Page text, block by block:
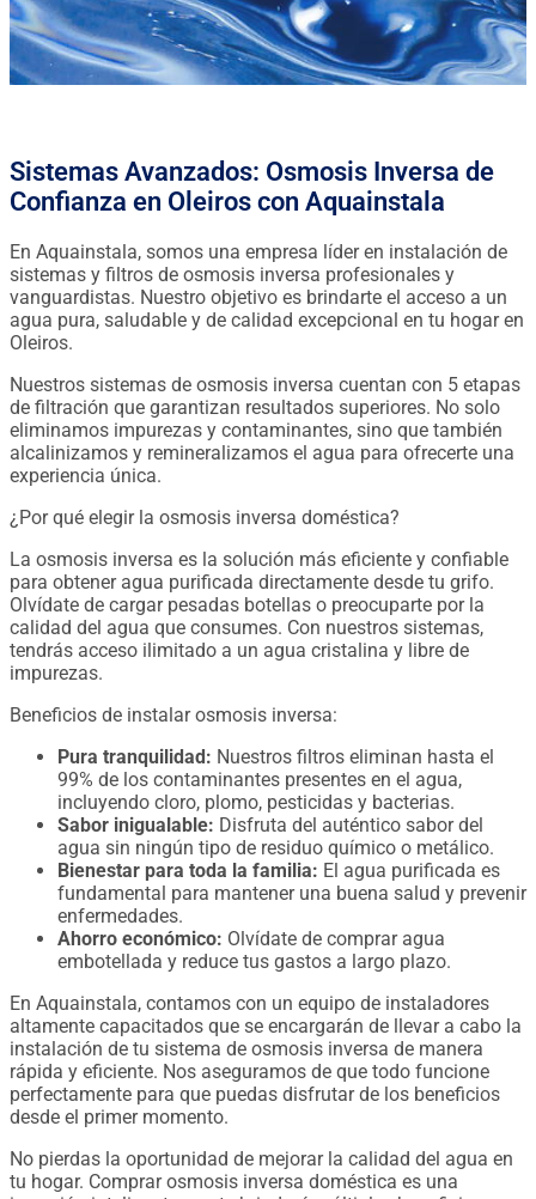
Sistemas Avanzados: Osmosis Inversa de
Confianza en Oleiros con Aquainstala
En Aquainstala, somos una empresa líder en instalación de
sistemas y filtros de osmosis inversa profesionales y
vanguardistas. Nuestro objetivo es brindarte el acceso a un
agua pura, saludable y de calidad excepcional en tu hogar en
Oleiros.
Nuestros sistemas de osmosis inversa cuentan con 5 etapas
de filtración que garantizan resultados superiores. No solo
eliminamos impurezas y contaminantes, sino que también
alcalinizamos y remineralizamos el agua para ofrecerte una
experiencia única.
¿Por qué elegir la osmosis inversa doméstica?
La osmosis inversa es la solución más eficiente y confiable
para obtener agua purificada directamente desde tu grifo.
Olvídate de cargar pesadas botellas o preocuparte por la
calidad del agua que consumes. Con nuestros sistemas,
tendrás acceso ilimitado a un agua cristalina y libre de
impurezas.
Beneficios de instalar osmosis inversa:
Pura tranquilidad: Nuestros filtros eliminan hasta el
99% de los contaminantes presentes en el agua,
incluyendo cloro, plomo, pesticidas y bacterias.
Sabor inigualable: Disfruta del auténtico sabor del
agua sin ningún tipo de residuo químico o metálico.
Bienestar para toda la familia: El agua purificada es
fundamental para mantener una buena salud y prevenir
enfermedades.
Ahorro económico: Olvídate de comprar agua
embotellada y reduce tus gastos a largo plazo.
En Aquainstala, contamos con un equipo de instaladores
altamente capacitados que se encargarán de llevar a cabo la
instalación de tu sistema de osmosis inversa de manera
rápida y eficiente. Nos aseguramos de que todo funcione
perfectamente para que puedas disfrutar de los beneficios
desde el primer momento.
No pierdas la oportunidad de mejorar la calidad del agua en
tu hogar. Comprar osmosis inversa doméstica es una